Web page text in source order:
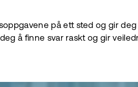
på ett sted og gir
å finne svar raskt og gir